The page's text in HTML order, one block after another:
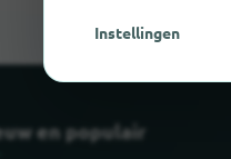
en populair
Instellingen